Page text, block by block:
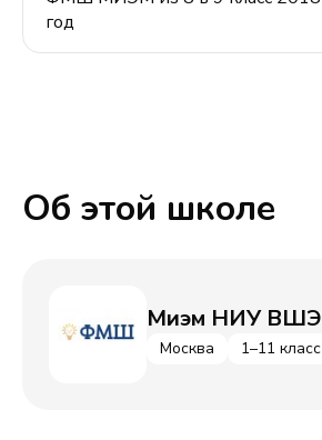
год
Об этой школе
Миэм НИУ ВШЭ
Москва 1–11 класс